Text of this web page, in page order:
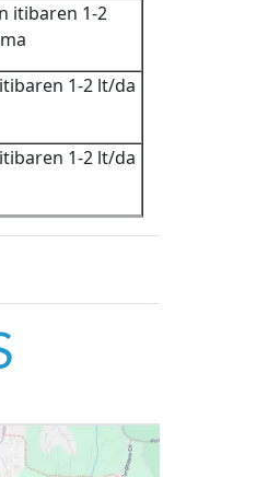
itibaren 1-2
1-2 lt/da
1-2 lt/da